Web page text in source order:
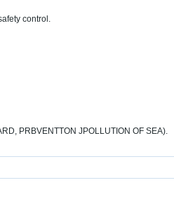
control.
PRBVENTTON JPOLLUTION OF SEA).